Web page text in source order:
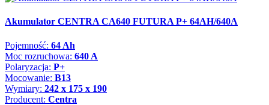
Akumulator CENTRA CA640 FUTURA P+ 64AH/640A
Pojemność: 64 Ah
Moc rozruchowa: 640 A
Polaryzacja: P+
Mocowanie: B13
Wymiary: 242 x 175 x 190
Producent: Centra